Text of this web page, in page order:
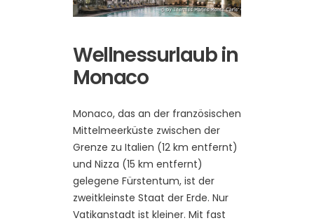
Wellnessurlaub in
Monaco
Monaco, das an der französischen
Mittelmeerküste zwischen der
Grenze zu Italien (12 km entfernt)
und Nizza (15 km entfernt)
gelegene Fürstentum, ist der
zweitkleinste Staat der Erde. Nur
Vatikanstadt ist kleiner. Mit fast